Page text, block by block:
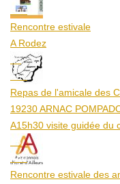
Aoû
Rencontre estivale
A Rodez
23
Aoû
Repas de l'amicale des
19230 ARNAC
A15h30 visite guidée du
25
Aoû
Rencontre estivale des